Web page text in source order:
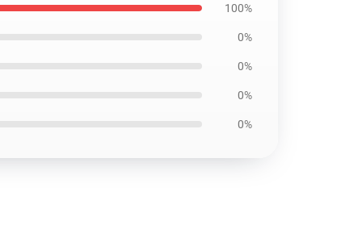
100%
0%
0%
0%
0%